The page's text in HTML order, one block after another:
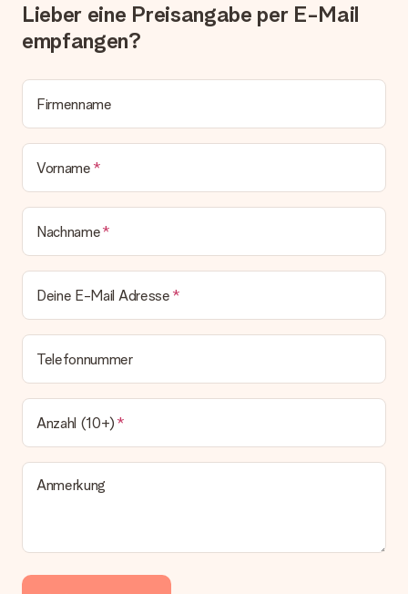
Lösungsvorschlag unterbreitet.
Wird die Rechnung mit der Bestellung mitverschickt?
Lieferschein. Die Rechnung zu deiner Bestellung erhältst du
zeitgleich mit der Bestätigungsmail und kannst sie jederzeit in
bleibt eine echte Überraschung!
Lieber eine Preisangabe per E-Mail
empfangen?
Firmenname
Vorname
Nachname
Deine E-Mail Adresse
Telefonnummer
Anzahl (10+)
Anmerkung